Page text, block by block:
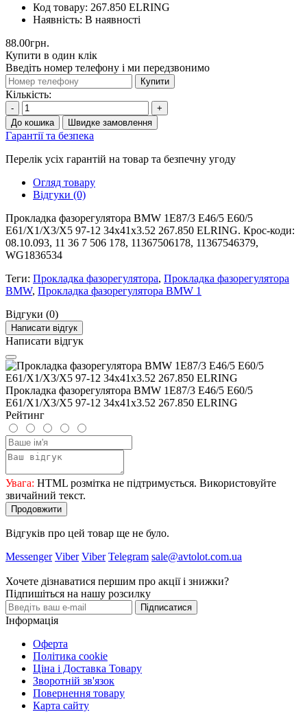
Код товару: 267.850 ELRING
Наявність: В наявності
88.00грн.
Купити в один клік
Введіть номер телефону і ми передзвонимо
Купити
Кількість:
-
+
До кошика
Швидке замовлення
Гарантії та безпека
Перелік усіх гарантій на товар та безпечну угоду
Огляд товару
Відгуки (0)
Прокладка фазорегулятора BMW 1E87/3 E46/5 E60/5
E61/X1/X3/X5 97-12 34x41x3.52 267.850 ELRING. Крос-коди:
08.10.093, 11 36 7 506 178, 11367506178, 11367546379,
WG1836534
Теги: Прокладка фазорегулятора, Прокладка фазорегулятора
BMW, Прокладка фазорегулятора BMW 1
Відгуки (0)
Написати відгук
Написати відгук
Прокладка фазорегулятора BMW 1E87/3 E46/5 E60/5
E61/X1/X3/X5 97-12 34x41x3.52 267.850 ELRING
Рейтинг
Увага: HTML розмітка не підтримується. Використовуйте
звичайний текст.
Продовжити
Відгуків про цей товар ще не було.
Messenger Viber Viber Telegram sale@avtolot.com.ua
Хочете дізнаватися першим про акції і знижки?
Підпишіться на нашу розсилку
Підписатися
Інформація
Оферта
Політика cookie
Ціна і Доставка Товару
Зворотній зв'язок
Повернення товару
Карта сайту